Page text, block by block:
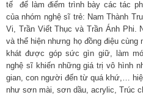
tế để làm điểm trình bày các tác
của nhóm nghệ sĩ trẻ: Nam Thành
Vi, Trần Viết Thục và Trần Ánh Phi.
và thể hiện nhưng họ đồng điệu
khát được góp sức gìn giữ, làm
nghệ sĩ khiến những giá trị vô hình
gian, con người đến từ quá khứ,…
như sơn mài, sơn dầu, acrylic, Trúc